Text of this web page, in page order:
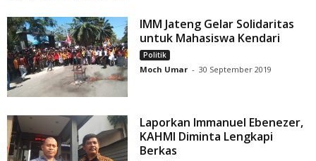
IMM Jateng Gelar Solidaritas
untuk Mahasiswa Kendari
Politik
Moch Umar - 30 September 2019
Laporkan Immanuel Ebenezer,
KAHMI Diminta Lengkapi
Berkas